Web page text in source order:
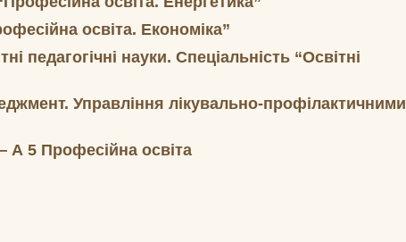
освіта. Економіка”
педагогічні науки. Спеціальність “Освітні
Управління лікувально-профілактичними
А 5 Професійна освіта